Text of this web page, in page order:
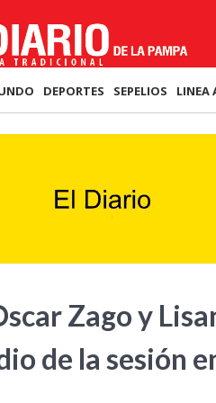
DEPORTES SEPELIOS LINEA
Zago y
de la sesión